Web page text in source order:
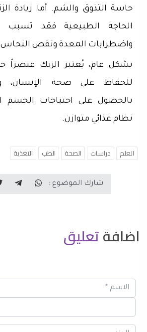
حاسة التذوق والشم. أما زيادة
الحاجة الطبيعية فقد تسبب
واضطرابات المعدة ونقص
بشكل عام، يُعتبر الزنك عنصراً
للحفاظ على صحة الإنسان،
بالحصول على احتياجات الجسم
نظام غذائي متوازن.
العلم دراسات الصحة الطب التغذية
شارك الموضوع :
اضافةتعليق